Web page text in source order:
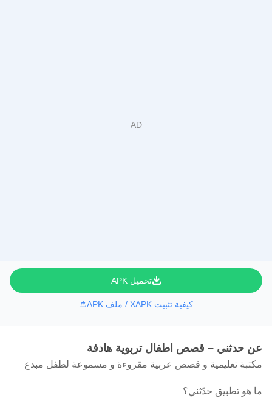
تحميل APK
كيفية تثبيت XAPK / ملف APK
عن حدثني – قصص اطفال تربوية هادفة
مكتبة تعليمية و قصص عربية مقروءة و مسموعة لطفل مبدع
ما هو تطبيق حدّثني؟